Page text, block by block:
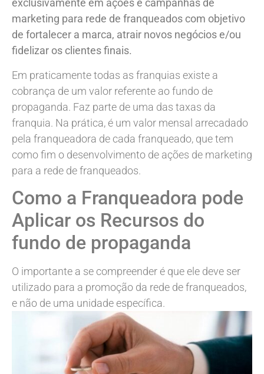
exclusivamente em ações e campanhas de
marketing para rede de franqueados com objetivo
de fortalecer a marca, atrair novos negócios e/ou
fidelizar os clientes finais.
Em praticamente todas as franquias existe a
cobrança de um valor referente ao fundo de
propaganda. Faz parte de uma das taxas da
franquia. Na prática, é um valor mensal arrecadado
pela franqueadora de cada franqueado, que tem
como fim o desenvolvimento de ações de marketing
para a rede de franqueados.
Como a Franqueadora pode
Aplicar os Recursos do
fundo de propaganda
O importante a se compreender é que ele deve ser
utilizado para a promoção da rede de franqueados,
e não de uma unidade específica.